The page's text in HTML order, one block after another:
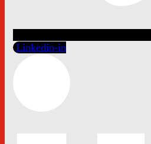
Linkedin-in